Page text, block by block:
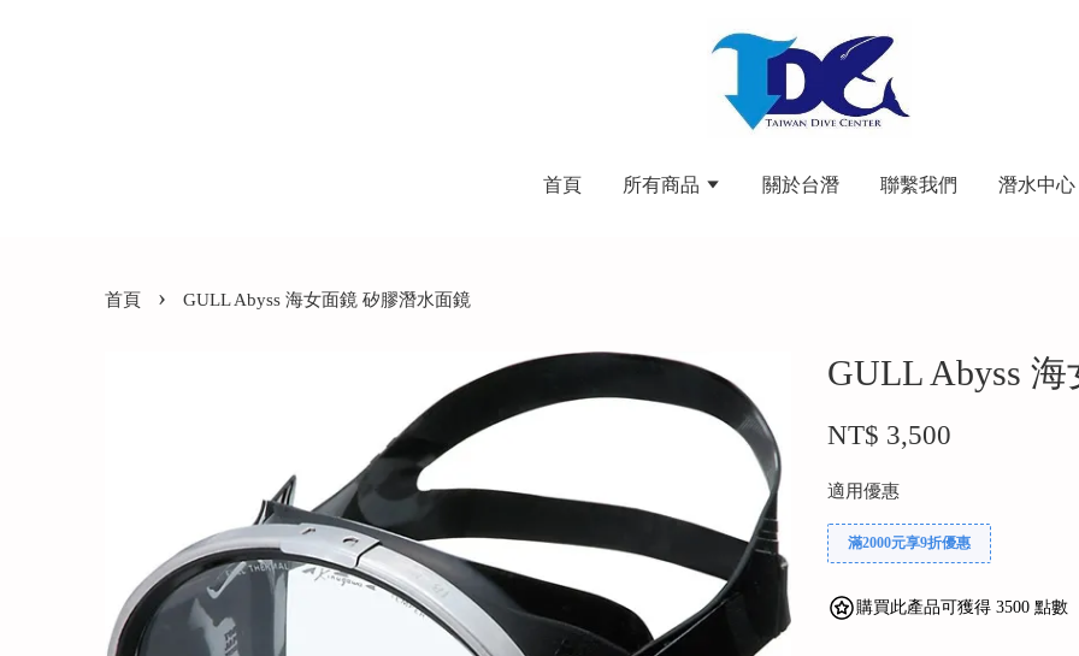
首頁 所有商品 關於台潛 聯繫我們 潛水中心
首頁 › GULL Abyss 海女面鏡 矽膠潛水面鏡
GULL Abyss
NT$ 3,500
適用優惠
滿2000元享9折優惠
購買此產品可獲得 3500 點數